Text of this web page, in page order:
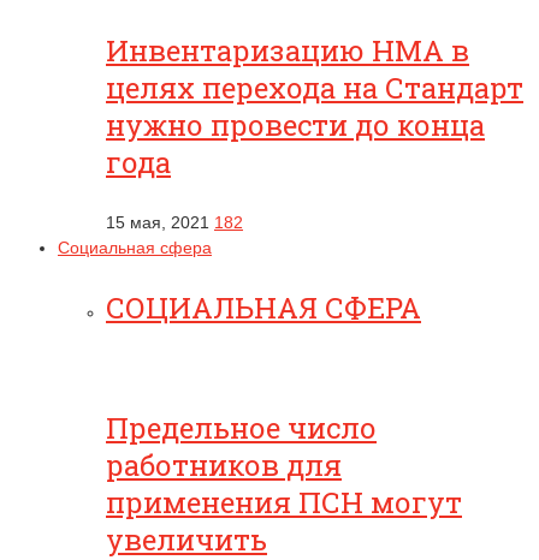
Инвентаризацию НМА в
целях перехода на Стандарт
нужно провести до конца
года
15 мая, 2021 182
Социальная сфера
СОЦИАЛЬНАЯ СФЕРА
Предельное число
работников для
применения ПСН могут
увеличить